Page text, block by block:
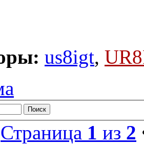
us8igt,
Страница 1 из 2